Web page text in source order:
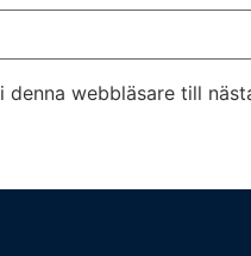
webbläsare till